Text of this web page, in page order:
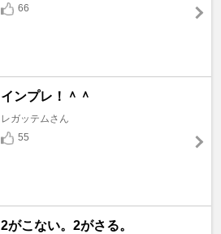
66
インプレ！＾＾
レガッテムさん
55
2がこない。2がさる。